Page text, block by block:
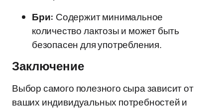
Бри: Содержит минимальное
количество лактозы и может быть
безопасен для употребления.
Заключение
Выбор самого полезного сыра зависит от
ваших индивидуальных потребностей и